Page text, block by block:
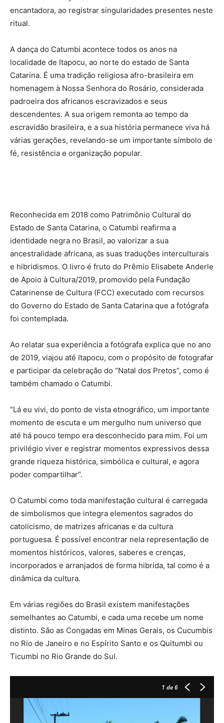
encantadora, ao registrar singularidades presentes neste
ritual.
A dança do Catumbi acontece todos os anos na
localidade de Itapocu, ao norte do estado de Santa
Catarina. É uma tradição religiosa afro-brasileira em
homenagem à Nossa Senhora do Rosário, considerada
padroeira dos africanos escravizados e seus
descendentes. A sua origem remonta ao tempo da
escravidão brasileira, e a sua história permanece viva há
várias gerações, revelando-se um importante símbolo de
fé, resistência e organização popular.
Reconhecida em 2018 como Patrimônio Cultural do
Estado de Santa Catarina, o Catumbi reafirma a
identidade negra no Brasil, ao valorizar a sua
ancestralidade africana, as suas traduções interculturais
e hibridismos. O livro é fruto do Prêmio Elisabete Anderle
de Apoio à Cultura/2019, promovido pela Fundação
Catarinense de Cultura (FCC) executado com recursos
do Governo do Estado de Santa Catarina que a fotógrafa
foi contemplada.
Ao relatar sua experiência a fotógrafa explica que no ano
de 2019, viajou até Itapocu, com o propósito de fotografar
e participar da celebração do “Natal dos Pretos”, como é
também chamado o Catumbi.
“Lá eu vivi, do ponto de vista etnográfico, um importante
momento de escuta e um mergulho num universo que
até há pouco tempo era desconhecido para mim. Foi um
privilégio viver e registrar momentos expressivos dessa
grande riqueza histórica, simbólica e cultural, e agora
poder compartilhar”.
O Catumbi como toda manifestação cultural é carregada
de simbolismos que integra elementos sagrados do
catolicismo, de matrizes africanas e da cultura
portuguesa. É possível encontrar nela representação de
momentos históricos, valores, saberes e crenças,
incorporados e arranjados de forma hibrida, tal como é a
dinâmica da cultura.
Em várias regiões do Brasil existem manifestações
semelhantes ao Catumbi, e cada uma recebe um nome
distinto. São as Congadas em Minas Gerais, os Cucumbis
no Rio de Janeiro e no Espírito Santo e os Quitumbi ou
Ticumbi no Rio Grande do Sul.
1 de 6